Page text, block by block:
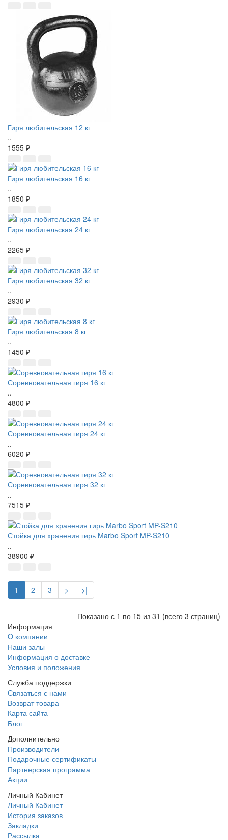
Гиря любительская 12 кг
..
1555 ₽
Гиря любительская 16 кг
..
1850 ₽
Гиря любительская 24 кг
..
2265 ₽
Гиря любительская 32 кг
..
2930 ₽
Гиря любительская 8 кг
..
1450 ₽
Соревновательная гиря 16 кг
..
4800 ₽
Соревновательная гиря 24 кг
..
6020 ₽
Соревновательная гиря 32 кг
..
7515 ₽
Стойка для хранения гирь Marbo Sport MP-S210
..
38900 ₽
1 2 3 > >|
Показано с 1 по 15 из 31 (всего 3 страниц)
Информация
O компании
Наши залы
Информация о доставке
Условия и положения
Служба поддержки
Связаться с нами
Возврат товара
Карта сайта
Блог
Дополнительно
Производители
Подарочные сертификаты
Партнерская программа
Акции
Личный Кабинет
Личный Кабинет
История заказов
Закладки
Рассылка